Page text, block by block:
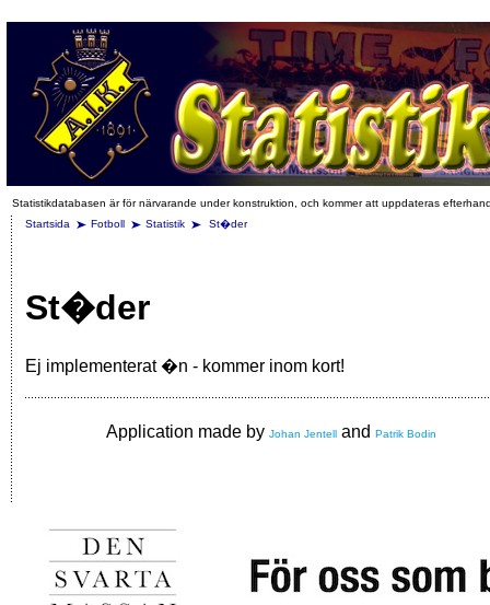
Statistikdatabasen är för närvarande under konstruktion, och kommer att uppdateras
Startsida
Fotboll Statistik St�der
St�der
Ej implementerat �n - kommer inom kort!
Application made by Johan Jentell and Patrik Bodin